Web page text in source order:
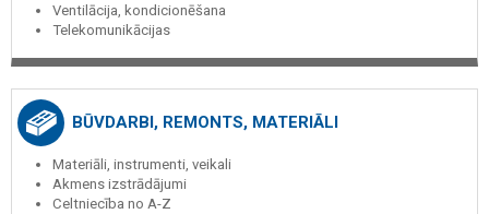
Ventilācija, kondicionēšana
Telekomunikācijas
BŪVDARBI, REMONTS, MATERIĀLI
Materiāli, instrumenti, veikali
Akmens izstrādājumi
Celtniecība no A-Z